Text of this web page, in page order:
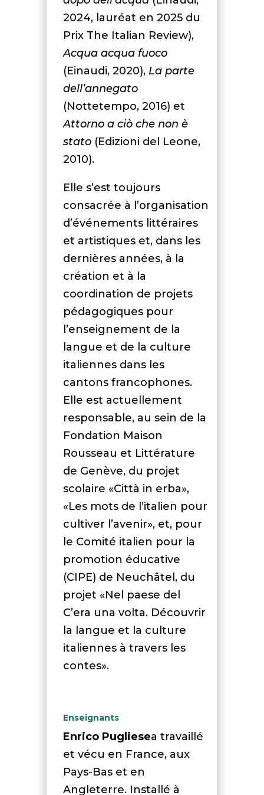
2024, lauréat en 2025 du
Prix The Italian Review),
Acqua acqua fuoco
(Einaudi, 2020), La parte
dell’annegato
(Nottetempo, 2016) et
Attorno a ciò che non è
stato(Edizioni del Leone,
2010).
Elle s’est toujours
consacrée à l’organisation
d’événements littéraires
et artistiques et, dans les
dernières années, à la
création et à la
coordination de projets
pédagogiques pour
l’enseignement de la
langue et de la culture
italiennes dans les
cantons francophones.
Elle est actuellement
responsable, au sein de la
Fondation Maison
Rousseau et Littérature
de Genève, du projet
scolaire «Città in erba»,
«Les mots de l’italien pour
cultiver l’avenir», et, pour
le Comité italien pour la
promotion éducative
(CIPE) de Neuchâtel, du
projet «Nel paese del
C’era una volta. Découvrir
la langue et la culture
italiennes à travers les
contes».
Enseignants
Enrico Pugliesea travaillé
et vécu en France, aux
Pays-Bas et en
Angleterre. Installé à